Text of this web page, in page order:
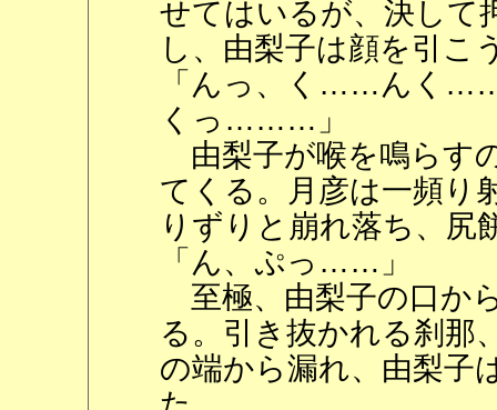
せてはいるが、決して
し、由梨子は顔を引こ
「んっ、く……ん
くっ………」
由梨子が喉を鳴らす
てくる。月彦は一頻り
りずりと崩れ落ち、尻
「ん、ぷっ……」
至極、由梨子の口か
る。引き抜かれる刹那
の端から漏れ、由梨子